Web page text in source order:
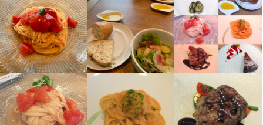
お買物中のお客様はもちろん、
記念日やお祝いごとにも多くご利用頂いています。
素敵な一時を一緒に作っていきましょう☆
＼ココが嬉しい♪働きやすさのPOINT／
◆未経験から働けます！
└就活や今後に役立つ接客やマナーが
この仕事のおすすめポイント
特別な調理経験は不問！
普段の家事でも活かせる
料理のコツが学べるかも？！